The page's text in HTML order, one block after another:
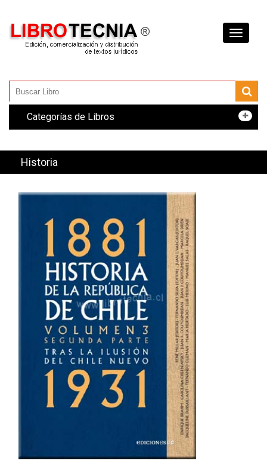
Toggle
Categorías de Libros
Historia